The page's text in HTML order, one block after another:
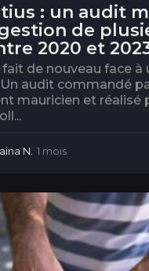
: un audit
de
2020 et
de nouveau face à
audit commandé
mauricien et réalisé
N. 1 mois
i
s